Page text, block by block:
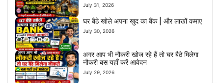
July 31, 2026
घर बैठे खोले अपना खुद का बैंक | और लाखों कमाए
July 30, 2026
अगर आप भी नौकरी खोज रहे हैं तो घर बैठे मिलेगा
नौकरी बस यहाँ करें आवेदन
July 29, 2026